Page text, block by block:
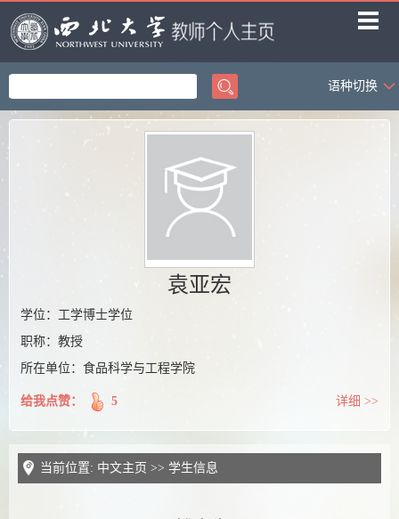
首页
语种切换
袁亚宏
学位：工学博士学位
职称：教授
所在单位：食品科学与工程学院
给我点赞： 5 详细 >>
当前位置: 中文主页 >> 学生信息